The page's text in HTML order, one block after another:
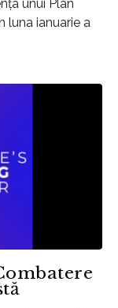
unui Plan
luna ianuarie a